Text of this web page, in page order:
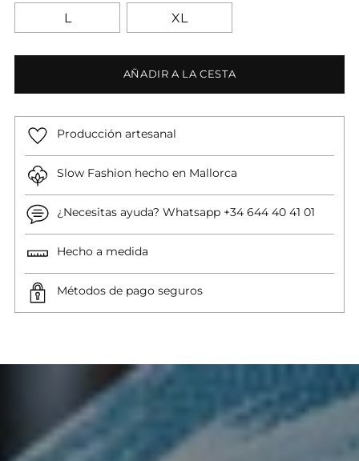
L XL
AÑADIR A LA CESTA
Producción artesanal
Slow Fashion hecho en Mallorca
¿Necesitas ayuda? Whatsapp +34 644 40 41 01
Hecho a medida
Métodos de pago seguros
un
cesta